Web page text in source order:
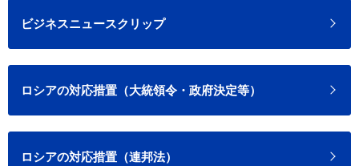
ビジネスニュースクリップ
ロシアの対応措置（大統領令・政府決定等）
ロシアの対応措置（連邦法）